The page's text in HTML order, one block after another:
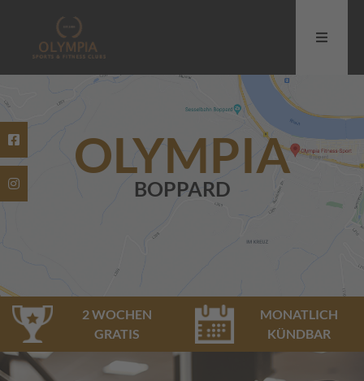
OLYMPIA
BOPPARD
2 WOCHEN
GRATIS
MONATLICH
KÜNDBAR